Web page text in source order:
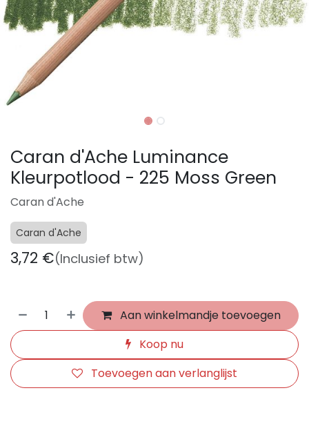
Caran d'Ache Luminance
Kleurpotlood - 225 Moss Green
Caran d'Ache
Caran d'Ache
3,72 €(Inclusief btw)
Aan winkelmandje toevoegen
Koop nu
Toevoegen aan verlanglijst